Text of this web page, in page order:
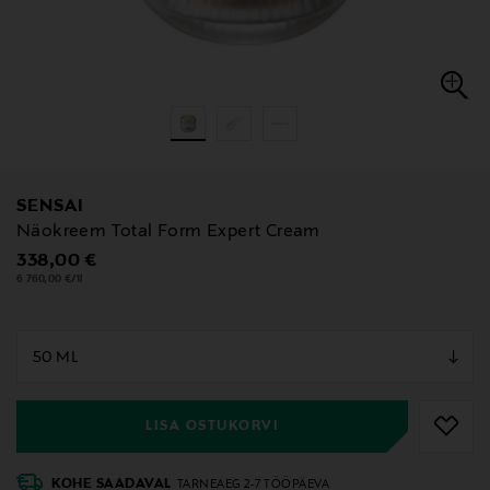
SENSAI
Näokreem Total Form Expert Cream
Original Price
338,00 €
6 760,00 €/1l
LISA OSTUKORVI
KOHE SAADAVAL TARNEAEG 2-7 TÖÖPÄEVA